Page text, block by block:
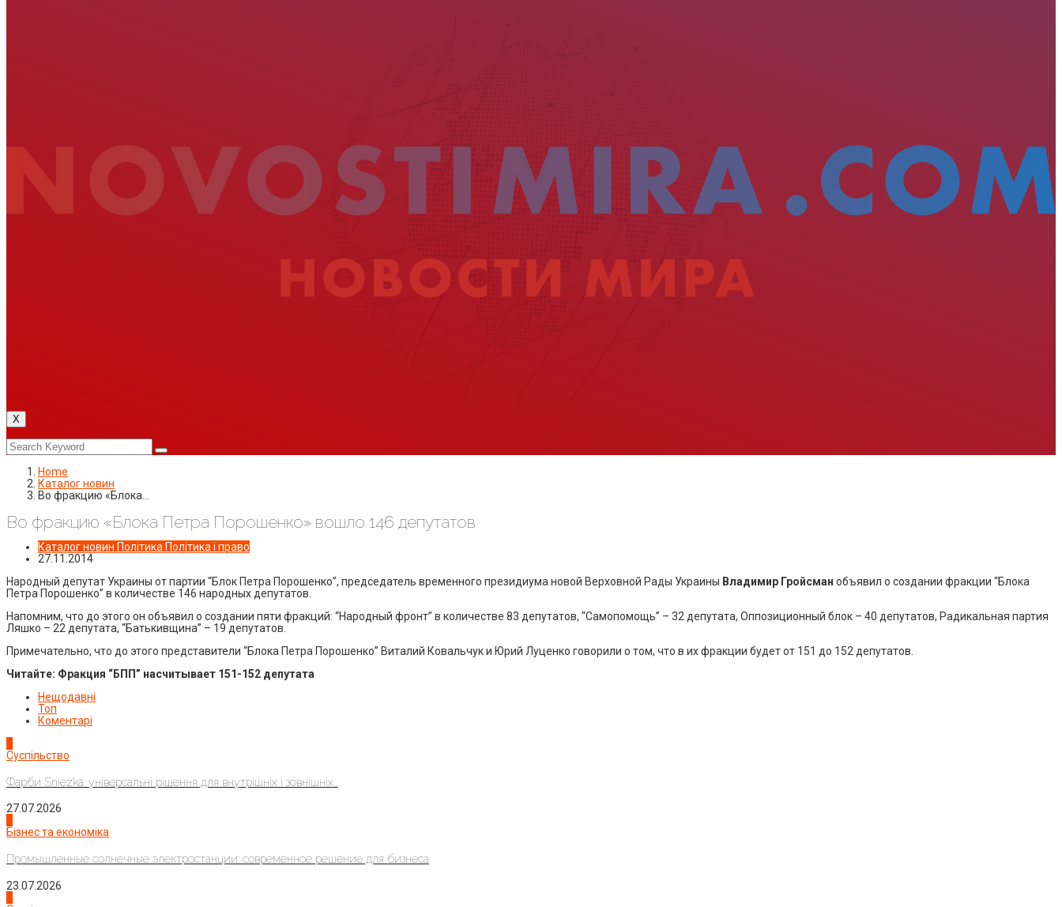
X
Home
Каталог новин
Во фракцию «Блока…
Во фракцию «Блока Петра Порошенко» вошло 146 депутатов
Каталог новин Політика Політика і право
27.11.2014
Народный депутат Украины от партии “Блок Петра Порошенко”, председатель временного президиума новой Верховной Рады Украины Владимир Гройсман объявил о создании фракции “Блока
Петра Порошенко” в количестве 146 народных депутатов.
Напомним, что до этого он объявил о создании пяти фракций: “Народный фронт” в количестве 83 депутатов, “Самопомощь” – 32 депутата, Оппозиционный блок – 40 депутатов, Радикальная партия
Ляшко – 22 депутата, “Батькивщина” – 19 депутатов.
Примечательно, что до этого представители “Блока Петра Порошенко” Виталий Ковальчук и Юрий Луценко говорили о том, что в их фракции будет от 151 до 152 депутатов.
Читайте: Фракция “БПП” насчитывает 151-152 депутата
Нещодавні
Топ
Коментарі
Суспільство
Фарби Sniezka: універсальні рішення для внутрішніх і зовнішніх...
27.07.2026
Бізнес та економіка
Промышленные солнечные электростанции: современное решение для бизнеса
23.07.2026